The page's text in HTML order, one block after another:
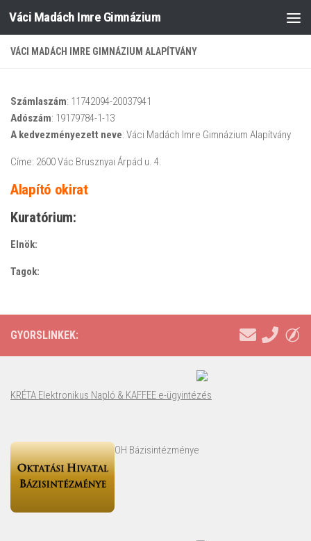
Skip to content
Váci Madách Imre Gimnázium
VÁCI MADÁCH IMRE GIMNÁZIUM ALAPÍTVÁNY
Számlaszám: 11742094-20037941
Adószám: 19179784-1-13
A kedvezményezett neve: Váci Madách Imre Gimnázium Alapítvány
Címe: 2600 Vác Brusznyai Árpád u. 4.
Alapító okirat
Kuratórium:
Elnök:
Tagok:
GYORSLINKEK:
KRÉTA Elektronikus Napló & KAFFEE e-ügyintézés
OH Bázisintézménye